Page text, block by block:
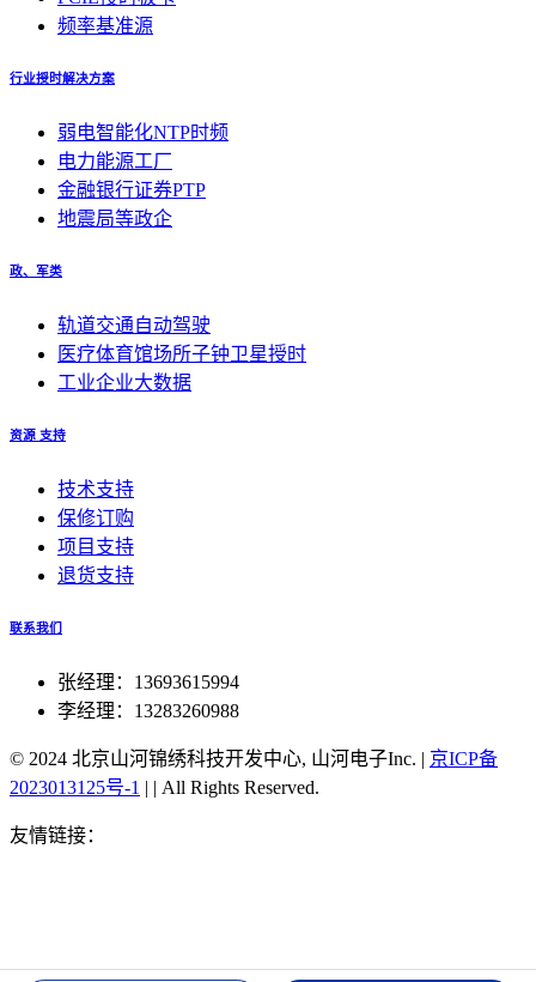
频率基准源
行业授时解决方案
弱电智能化NTP时频
电力能源工厂
金融银行证券PTP
地震局等政企
政、军类
轨道交通自动驾驶
医疗体育馆场所子钟卫星授时
工业企业大数据
资源 支持
技术支持
保修订购
项目支持
退货支持
联系我们
张经理：13693615994
李经理：13283260988
© 2024 北京山河锦绣科技开发中心, 山河电子Inc. | 京ICP备
2023013125号-1 | | All Rights Reserved.
友情链接：